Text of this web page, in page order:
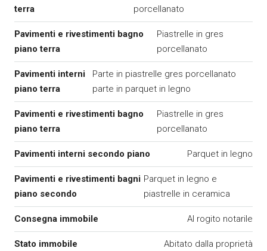
terra
porcellanato
Pavimenti e rivestimenti bagno
piano terra
Piastrelle in gres
porcellanato
Pavimenti interni
piano terra
Parte in piastrelle gres porcellanato
parte in parquet in legno
Pavimenti e rivestimenti bagno
piano terra
Piastrelle in gres
porcellanato
Pavimenti interni secondo piano Parquet in legno
Pavimenti e rivestimenti bagni
piano secondo
Parquet in legno e
piastrelle in ceramica
Consegna immobile Al rogito notarile
Stato immobile Abitato dalla proprietà